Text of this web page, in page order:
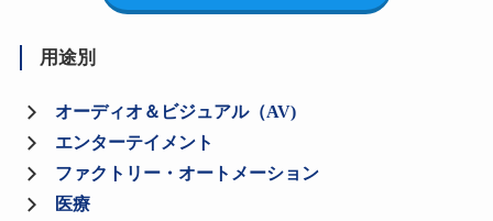
用途別
オーディオ＆ビジュアル（AV)
エンターテイメント
ファクトリー・オートメーション
医療